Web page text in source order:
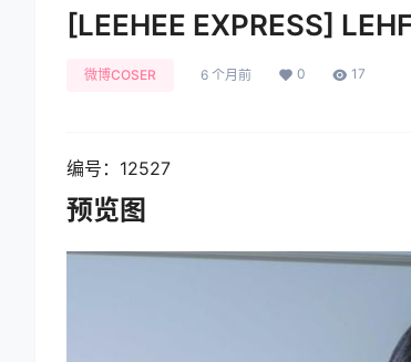
[LEEHEE EXPRESS]
微博COSER 6 个月前 0 17
编号：12527
预览图